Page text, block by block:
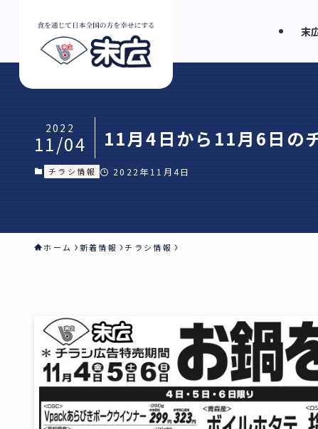
末
11月4日から11月6日の
2022
11/04
チラシ情報 2022年11月4日
ホーム 新着情報 チラシ情報